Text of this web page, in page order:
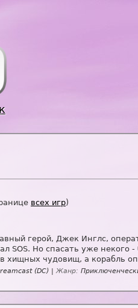
всех игр)
герой, Джек Инглс,
SOS. Но спасать уже
хищных чудовищ, а корабль
(DC) |Жанр: